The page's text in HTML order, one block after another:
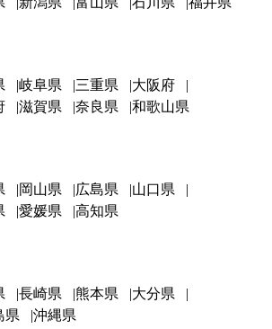
岐阜県 三重県
大阪府
滋賀県 奈良県 和歌山県
岡山県 広島県
山口県
愛媛県 高知県
長崎県 熊本県
大分県
県 沖縄県